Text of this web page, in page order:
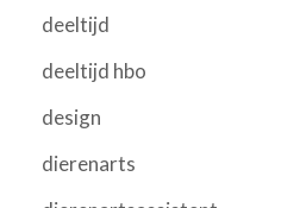
deeltijd
deeltijd hbo
design
dierenarts